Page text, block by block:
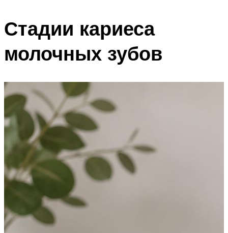
Стадии кариеса
молочных зубов